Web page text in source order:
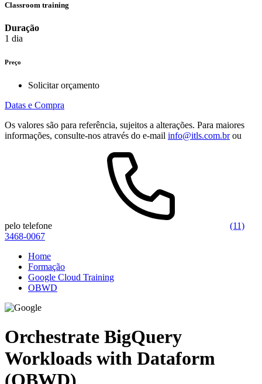
Classroom training
Duração
1 dia
Preço
Solicitar orçamento
Datas e Compra
Os valores são para referência, sujeitos a alterações. Para maiores
informações, consulte-nos através do e-mail info@itls.com.brou
pelo telefone
(11)
3468-0067
Home
Formação
Google Cloud Training
OBWD
Orchestrate BigQuery
Workloads with Dataform
(OBWD)